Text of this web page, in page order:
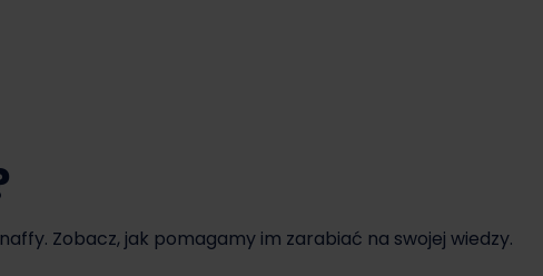
Zobacz, jak pomagamy im zarabiać na swojej wiedzy.